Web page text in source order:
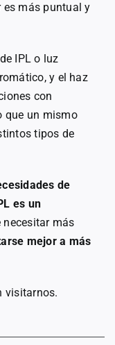
es más puntual y
IPL o luz
y el haz
con
que un mismo
tipos de
de
es un
necesitar más
mejor a más
visitarnos.